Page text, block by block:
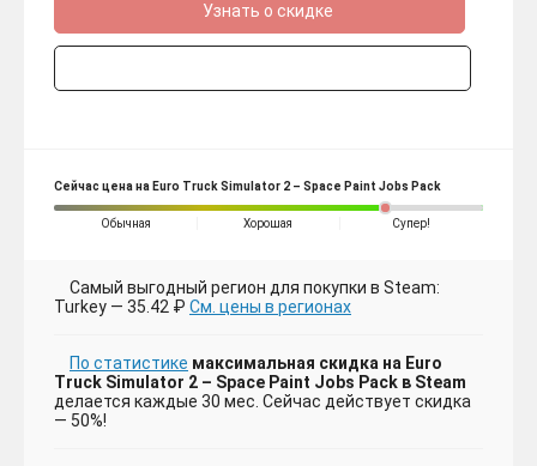
Узнать о скидке
Сейчас цена на Euro Truck Simulator 2 – Space Paint Jobs Pack
Обычная Хорошая Супер!
Самый выгодный регион для покупки в Steam:
Turkey — 35.42 ₽ См. цены в регионах
По статистике максимальная скидка на Euro
Truck Simulator 2 – Space Paint Jobs Pack в Steam
делается каждые 30 мес. Сейчас действует скидка
— 50%!